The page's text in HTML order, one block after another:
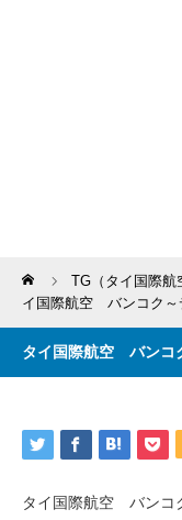
Home TG（タイ国際航
イ国際航空 バンコク
タイ国際航空 バンコ
タイ国際航空 バンコ